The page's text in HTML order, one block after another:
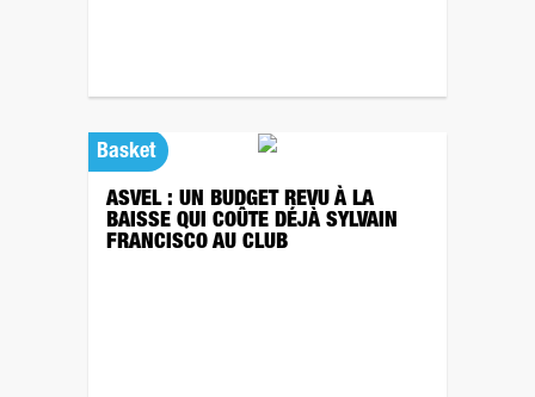
Basket
ASVEL : UN BUDGET REVU À LA
BAISSE QUI COÛTE DÉJÀ SYLVAIN
FRANCISCO AU CLUB